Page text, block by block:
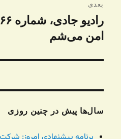
بعدی
نوشته
بعدی:
امن می‌شم
سال‌ها پیش در چنین روزی